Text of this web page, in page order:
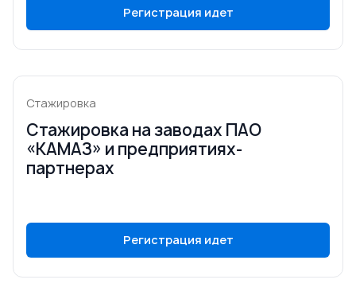
Регистрация идет
Стажировка
Стажировка на заводах ПАО
«КАМАЗ» и предприятиях-
партнерах
Регистрация идет